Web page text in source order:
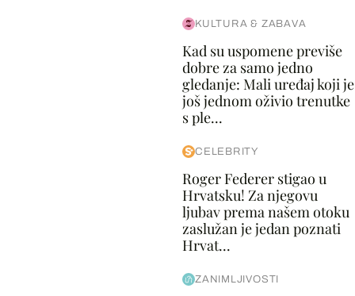
KULTURA & ZABAVA
Kad su uspomene previše
dobre za samo jedno
gledanje: Mali uređaj koji je
još jednom oživio trenutke
s ple...
CELEBRITY
Roger Federer stigao u
Hrvatsku! Za njegovu
ljubav prema našem otoku
zaslužan je jedan poznati
Hrvat...
ZANIMLJIVOSTI